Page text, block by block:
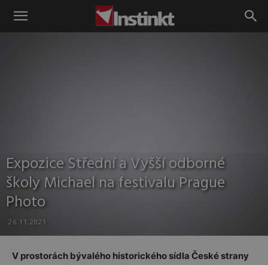
Instinkt
Expozice Střední a Vyšší odborné
školy Michael na festivalu Prague
Photo
26.11.2021
V prostorách bývalého historického sídla České strany